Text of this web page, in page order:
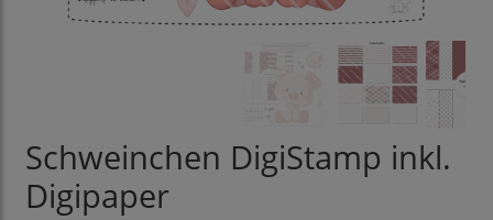
Schweinchen DigiStamp inkl.
Digipaper